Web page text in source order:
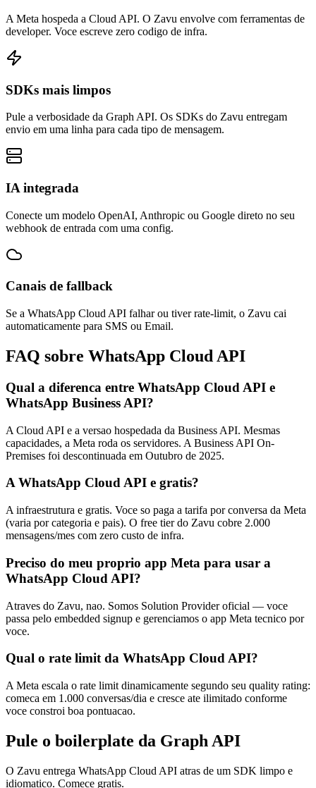
A Meta hospeda a Cloud API. O Zavu envolve com ferramentas de
developer. Voce escreve zero codigo de infra.
SDKs mais limpos
Pule a verbosidade da Graph API. Os SDKs do Zavu entregam
envio em uma linha para cada tipo de mensagem.
IA integrada
Conecte um modelo OpenAI, Anthropic ou Google direto no seu
webhook de entrada com uma config.
Canais de fallback
Se a WhatsApp Cloud API falhar ou tiver rate-limit, o Zavu cai
automaticamente para SMS ou Email.
FAQ sobre WhatsApp Cloud API
Qual a diferenca entre WhatsApp Cloud API e
WhatsApp Business API?
A Cloud API e a versao hospedada da Business API. Mesmas
capacidades, a Meta roda os servidores. A Business API On-
Premises foi descontinuada em Outubro de 2025.
A WhatsApp Cloud API e gratis?
A infraestrutura e gratis. Voce so paga a tarifa por conversa da Meta
(varia por categoria e pais). O free tier do Zavu cobre 2.000
mensagens/mes com zero custo de infra.
Preciso do meu proprio app Meta para usar a
WhatsApp Cloud API?
Atraves do Zavu, nao. Somos Solution Provider oficial — voce
passa pelo embedded signup e gerenciamos o app Meta tecnico por
voce.
Qual o rate limit da WhatsApp Cloud API?
A Meta escala o rate limit dinamicamente segundo seu quality rating:
comeca em 1.000 conversas/dia e cresce ate ilimitado conforme
voce constroi boa pontuacao.
Pule o boilerplate da Graph API
O Zavu entrega WhatsApp Cloud API atras de um SDK limpo e
idiomatico. Comece gratis.